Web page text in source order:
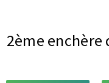
2ème enchère